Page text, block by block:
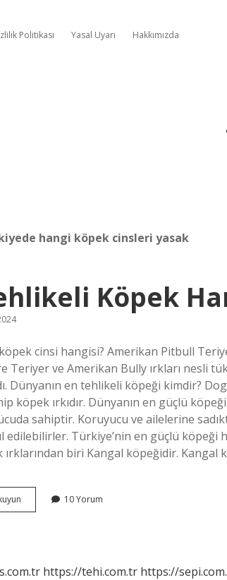
Politikası Yasal Uyarı Hakkımızda
hangi köpek cinsleri yasak
Köpek
cinsi hangisi? Amerikan Pitbull
Teriyer ve Amerikan Bully ırkları nesli
Dünyanın en tehlikeli köpeği kimdir?
köpek ırkıdır. Dünyanın en güçlü
sahiptir. Koruyucu ve ailelerine
Türkiye’nin en güçlü köpeği
biri Kangal köpeğidir. Kangal
Tehlikeli
10 Yorum
https://tehi.com.tr https://